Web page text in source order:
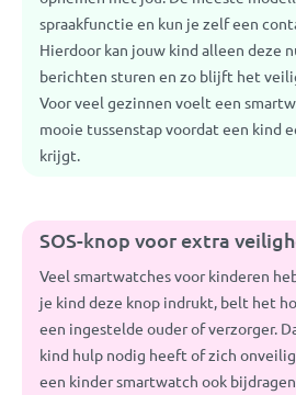
spraakfunctie en kun je zelf een
Hierdoor kan jouw kind alleen deze
berichten sturen en zo blijft het
Voor veel gezinnen voelt een
mooie tussenstap voordat een kind
krijgt.
SOS-knop voor extra
Veel smartwatches voor kinderen
je kind deze knop indrukt, belt het
een ingestelde ouder of verzorger.
kind hulp nodig heeft of zich
een kinder smartwatch ook